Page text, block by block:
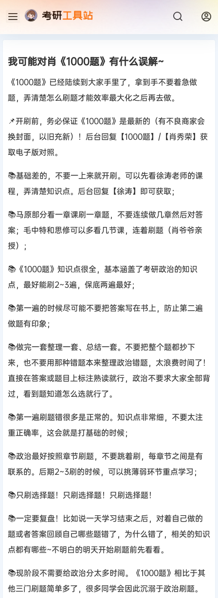
我可能对肖《1000题》有什么误解~
《1000题》已经陆续到大家手里了，拿到手不要着急做
题，弄清楚怎么刷题才能效率最大化之后再去做。
📌开刷前，务必保证《1000题》是最新的（有不良商家会
换封面，以旧充新）！后台回复【1000题】/【肖秀荣】获
取电子版对照。
📚基础差的，不要一上来就开刷。可以先看徐涛老师的课
程，弄清楚知识点。后台回复【徐涛】即可获取；
📚马原部分看一章课刷一章题，不要连续做几章然后对答
案；毛中特和思修可以多看几节课，连着刷题（肖爷爷亲
授）；
📚《1000题》知识点很全，基本涵盖了考研政治的知识
点，最好能刷2~3遍，保底两遍最好；
📚第一遍的时候尽可能不要把答案写在书上，防止第二遍
做题有印象；
📚做完一套整理一套、总结一套。不要把整个题都抄下
来，也不要用那种错题本来整理政治错题，太浪费时间了！
直接在答案或题目上标注熟读就行，政治不要求大家全部背
过，看到题知道怎么选就行了。
📚第一遍刷题错很多是正常的。知识点非常细，不要太注
重正确率，这会就是打基础的时候；
📚政治最好按照章节刷题，不要跳着刷，每章节之间是有
联系的。后期2~3刷的时候，可以挑薄弱环节重点学习；
📚只刷选择题！只刷选择题！只刷选择题！
📚一定要复盘！比如说一天学习结束之后，对着自己做的
题或者答案回顾自己哪些题错了，为什么错了，相关的知识
点都有哪些~不明白的明天开始刷题前先看看。
📚现阶段不需要给政治分太多时间。《1000题》相比于其
他三门刷题简单多了，很多同学会因此沉溺于政治刷题。